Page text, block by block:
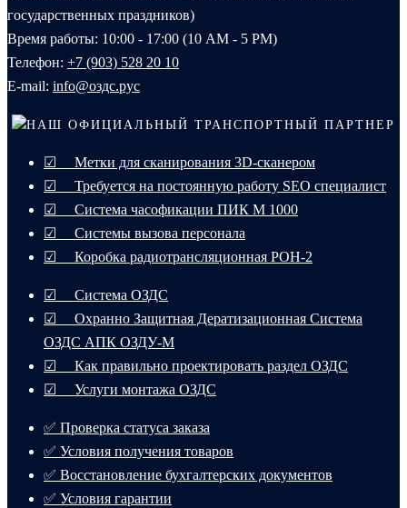
государственных праздников)
Время работы: 10:00 - 17:00 (10 AM - 5 PM)
Телефон: +7 (903) 528 20 10‬
E-mail: info@оздс.рус
НАШ ОФИЦИАЛЬНЫЙ ТРАНСПОРТНЫЙ ПАРТНЕР
☑ Метки для сканирования 3D-сканером
☑ Требуется на постоянную работу SEO специалист
☑ Система часофикации ПИК М 1000
☑ Системы вызова персонала
☑ Коробка радиотрансляционная РОН-2
☑ Система ОЗДС
☑ Охранно Защитная Дератизационная Система
ОЗДС АПК ОЗДУ-М
☑ Как правильно проектировать раздел ОЗДС
☑ Услуги монтажа ОЗДС
✅ Проверка статуса заказа
✅ Условия получения товаров
✅ Восстановление бухгалтерских документов
✅ Условия гарантии